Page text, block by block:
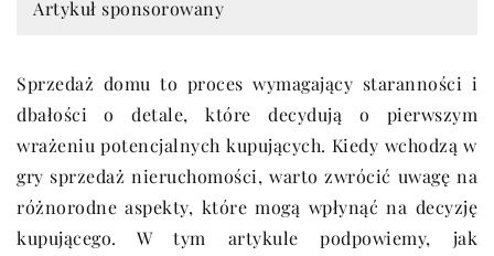
Artykuł sponsorowany
Sprzedaż domu to proces wymagający staranności i
dbałości o detale, które decydują o pierwszym
wrażeniu potencjalnych kupujących. Kiedy wchodzą w
gry sprzedaż nieruchomości, warto zwrócić uwagę na
różnorodne aspekty, które mogą wpłynąć na decyzję
kupującego. W tym artykule podpowiemy, jak